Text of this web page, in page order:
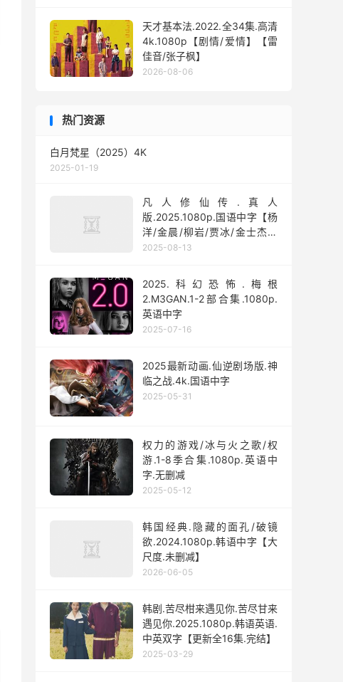
天才基本法.2022.全34集.高清
4k.1080p【剧情/爱情】【雷
佳音/张子枫】
2026-08-06
热门资源
白月梵星（2025）4K
2025-01-19
凡人修仙传.真人
版.2025.1080p.国语中字【杨
洋/金晨/柳岩/贾冰/金士杰】
【全30集】
2025-08-13
2025.科幻恐怖.梅根
2.M3GAN.1-2部合集.1080p.
英语中字
2025-07-16
2025最新动画.仙逆剧场版.神
临之战.4k.国语中字
2025-05-31
权力的游戏/冰与火之歌/权
游.1-8季合集.1080p.英语中
字.无删减
2025-05-12
韩国经典.隐藏的面孔/破镜
欲.2024.1080p.韩语中字【大
尺度.未删减】
2026-06-05
韩剧.苦尽柑来遇见你.苦尽甘来
遇见你.2025.1080p.韩语英语.
中英双字【更新全16集.完结】
2025-03-29